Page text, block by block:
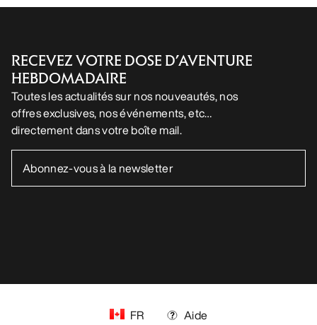
RECEVEZ VOTRE DOSE D’AVENTURE
HEBDOMADAIRE
Toutes les actualités sur nos nouveautés, nos
offres exclusives, nos événements, etc…
directement dans votre boîte mail.
FR Aide